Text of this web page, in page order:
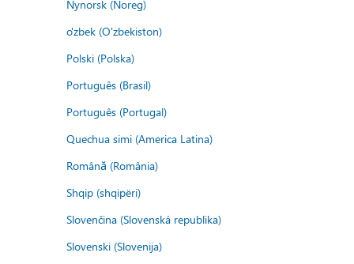
Nynorsk (Noreg)
o'zbek (O'zbekiston)
Polski (Polska)
Português (Brasil)
Português (Portugal)
Quechua simi (America Latina)
Română (România)
Shqip (shqipëri)
Slovenčina (Slovenská republika)
Slovenski (Slovenija)